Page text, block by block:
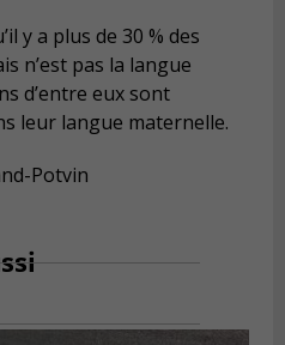
y a plus de 30 % des
n’est pas la langue
d’entre eux sont
leur langue maternelle.
Potvin